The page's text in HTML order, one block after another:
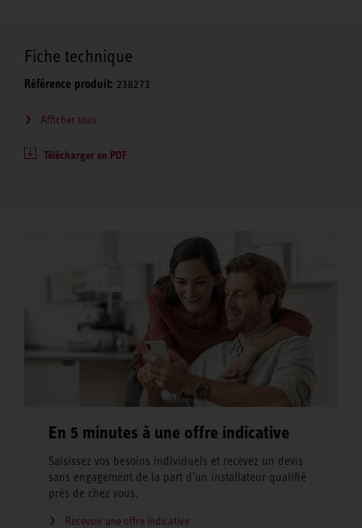
Fiche technique
Référence produit: 238273
Afficher tous
Télécharger en PDF
En 5 minutes à une offre indicative
Saisissez vos besoins individuels et recevez un devis
sans engagement de la part d'un installateur qualifié
près de chez vous.
Recevoir une offre indicative